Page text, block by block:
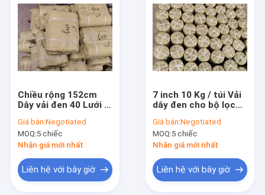
Chiều rộng 152cm
Dây vải đen 40 Lưới 6
túi
Giá bán:Negotiated
MOQ:5 chiếc
Nhận giá mới nhất
Liên hệ với bây giờ
7 inch 10 Kg / túi Vải
dây đen cho bộ lọc
Giá bán:Negotiated
MOQ:5 chiếc
Nhận giá mới nhất
Liên hệ với bây giờ